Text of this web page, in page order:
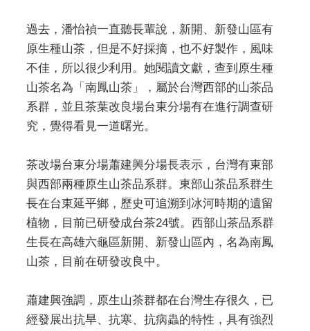
過去，潘怡禎一直聽長輩說，新開、新發山區有
原生種山茶，但是不好採摘，也不好製作，風味
不佳，所以很少利用。她閱讀文獻，查到原生種
山茶名為「南鳳山茶」，屬於台灣西部的山茶品
系群，並且茶葉改良場台東分場有在進行調查研
究，覺得看見一道曙光。
茶改場台東分場蕭建興分場長表示，台灣有東部
與西部兩種原生山茶品系群。東部山茶品系群生
長在台東延平鄉，歷史可追溯到冰河時期的遺留
植物，目前已研發成台茶24號。西部山茶品系群
生長在高雄六龜區新開、新發山區內，名為南鳳
山茶，目前在研發改良中。
蕭建興強調，原生山茶群都在台灣生存很久，已
經發展出抗旱、抗寒、抗病蟲的特性，具有強烈